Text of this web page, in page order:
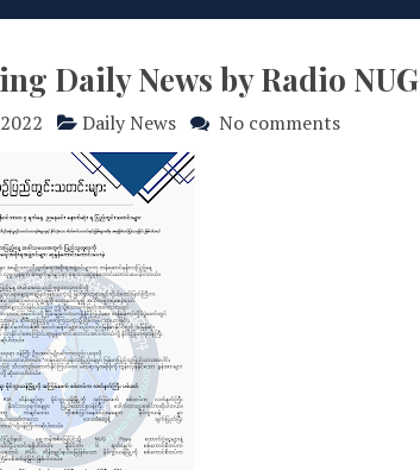
Daily News by Radio NUG
Daily News No comments